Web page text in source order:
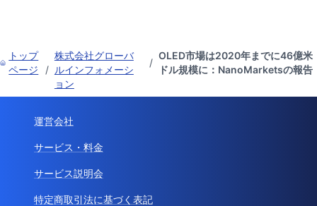
トップ
ページ
/
株式会社グローバ
ルインフォメーシ
ョン
/
OLED市場は2020年までに46億米
ドル規模に：NanoMarketsの報告
運営会社
サービス・料金
サービス説明会
特定商取引法に基づく表記